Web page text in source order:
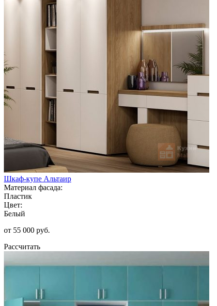
Шкаф-купе Альтаир
Материал фасада:
Пластик
Цвет:
Белый
от 55 000 руб.
Рассчитать